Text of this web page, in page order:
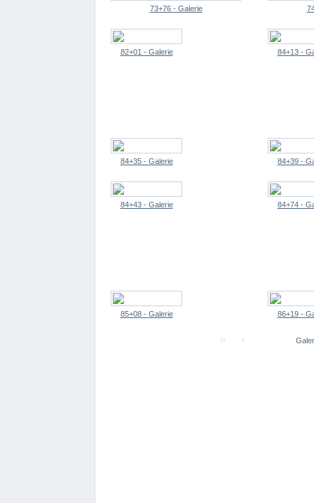
73+76 - Galerie
82+01 - Galerie 84+13 -
84+35 - Galerie 84+39 -
84+43 - Galerie 84+74 -
85+08 - Galerie 86+19 -